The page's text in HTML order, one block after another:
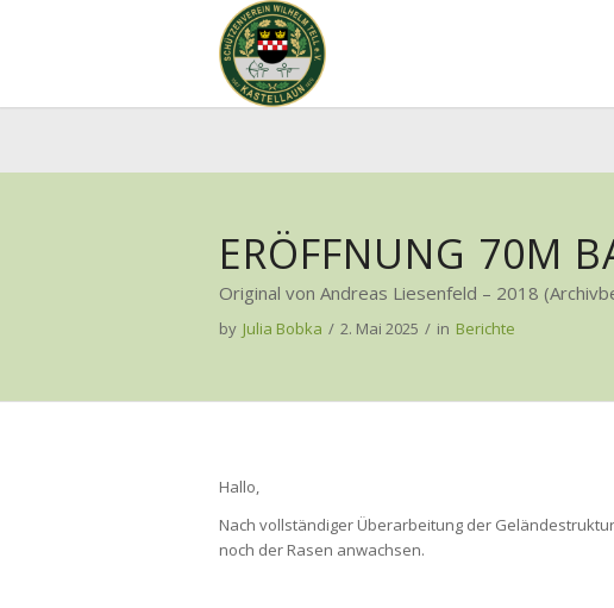
ERÖFFNUNG 70M
Original von Andreas Liesenfeld – 2018
by Julia Bobka / 2. Mai 2025 / in Berichte
Hallo,
Nach vollständiger Überarbeitung der
noch der Rasen anwachsen.